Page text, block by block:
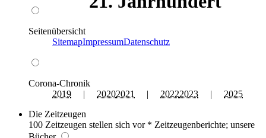
Seitenübersicht
SitemapImpressumDatenschutz
Corona-Chronik
2019 | 20202021 | 20222023 | 2025
Die Zeitzeugen
100 Zeitzeugen stellen sich vor * Zeitzeugenberichte; unsere